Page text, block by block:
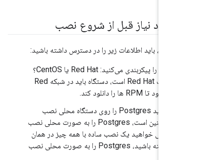
مورد نیاز قبل از شروع نصب
نصب، باید اطلاعات زیر را در دسترس داشته باشید:
کدام پلتفرم را پیکربندی می‌کنید: Red Hat یا CentOS؟
اگر این نصب Red Hat است، دستگاه باید در شبکه Red
آیا قصد دارید Postgres را روی دستگاه محلی نصب
کنید؟ اگر چنین است، Postgres را به صورت محلی نصب
اگر می خواهید یک نصب ساده با همه چیز در همان
دستگاه داشته باشید، Postgres را به صورت محلی نصب